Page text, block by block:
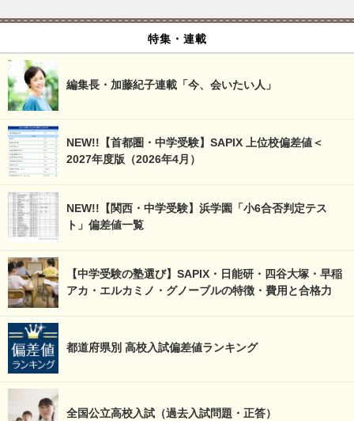
特集・連載
編集長・加藤紀子連載「今、会いたい人」
NEW!!【首都圏・中学受験】SAPIX 上位校偏差値＜
2027年度版（2026年4月）
NEW!!【関西・中学受験】浜学園「小6合否判定テス
ト」偏差値一覧
【中学受験の塾選び】SAPIX・日能研・四谷大塚・早稲
アカ・エルカミノ・グノーブルの特徴・費用と合格力
都道府県別 高校入試偏差値ランキング
全国公立高校入試（過去入試問題・正答）